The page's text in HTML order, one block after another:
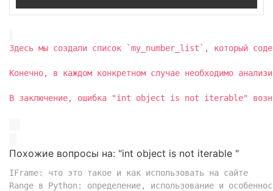
Здесь мы создали список `my_number_list`, который
Конечно, в каждом конкретном случае необходимо
В заключение, ошибка "int object is not iterable"
Похожие вопросы на: "int object is not iterable "
IFrame: что это такое и как использовать на сайте
Range в Python: определение, использование и